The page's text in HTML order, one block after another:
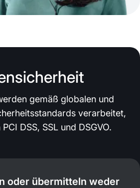
gemäß globalen und
verarbeitet,
DSS, SSL und DSGVO.
oder übermitteln weder